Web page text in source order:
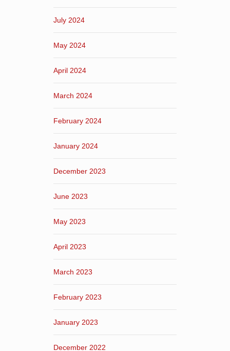
July 2024
May 2024
April 2024
March 2024
February 2024
January 2024
December 2023
June 2023
May 2023
April 2023
March 2023
February 2023
January 2023
December 2022